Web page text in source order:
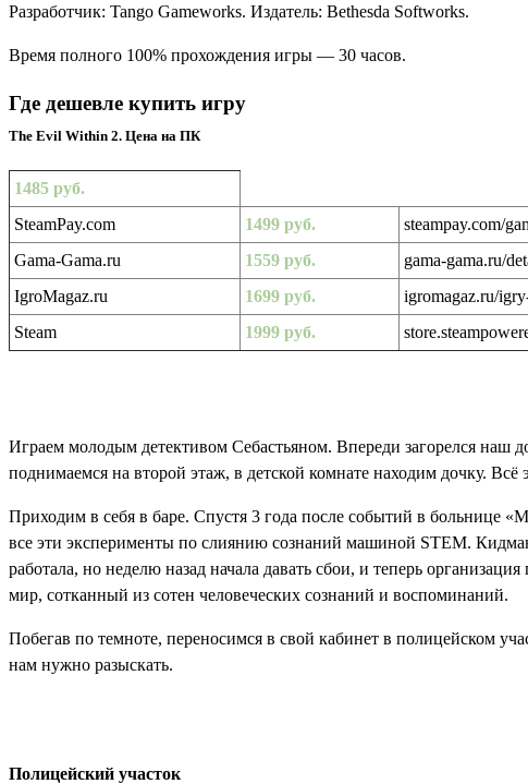
Разработчик: Tango Gameworks. Издатель: Bethesda Softworks.
Время полного 100% прохождения игры — 30 часов.
Где дешевле купить игру
The Evil Within 2. Цена на ПК
1485 руб.
SteamPay.com
1499 руб.
steampay.com/
Gama-Gama.ru
1559 руб.
gama-gama.ru/
IgroMagaz.ru
1699 руб.
igromagaz.ru/
Steam
1999 руб.
Играем молодым детективом Себастьяном. Впереди загорелся наш
поднимаемся на второй этаж, в детской комнате находим дочку.
Приходим в себя в баре. Спустя 3 года после событий в больнице
все эти эксперименты по слиянию сознаний машиной STEM.
работала, но неделю назад начала давать сбои, и теперь
мир, сотканный из сотен человеческих сознаний и воспоминаний.
Побегав по темноте, переносимся в свой кабинет в полицейском
нам нужно разыскать.
Полицейский участок